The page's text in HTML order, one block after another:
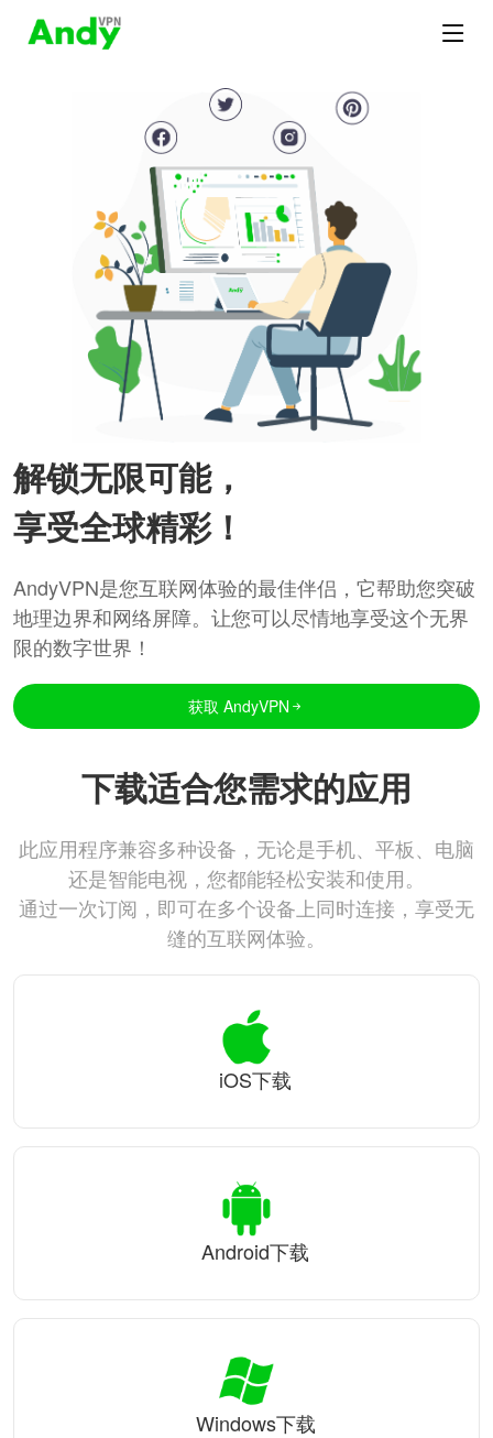
解锁无限可能，
享受全球精彩！
AndyVPN是您互联网体验的最佳伴侣，它帮助您突破
地理边界和网络屏障。让您可以尽情地享受这个无界
限的数字世界！
获取 AndyVPN
下载适合您需求的应用
此应用程序兼容多种设备，无论是手机、平板、电脑
还是智能电视，您都能轻松安装和使用。
通过一次订阅，即可在多个设备上同时连接，享受无
缝的互联网体验。
iOS下载
Android下载
Windows下载